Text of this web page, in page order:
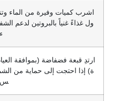
اشرب كميات وفيرة من الماء
ول غذاءً غنياً بالبروتين لدعم
ء
ارتدِ قبعة فضفاضة (بموافقة
ة) إذا احتجت إلى حماية من
س